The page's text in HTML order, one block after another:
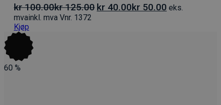
kr100.00kr125.00 Opprinnelig
kr 40.00kr 50.00 Nåværende
eks.
mvainkl. mva Vnr. 1372
Kjøp
60 %